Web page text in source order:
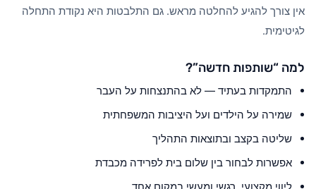
אין צורך להגיע להחלטה מראש. גם התלבטות היא נקודת התחלה
לגיטימית.
למה “שותפות חדשה”?
התמקדות בעתיד — לא בהתנצחות על העבר
שמירה על הילדים ועל היציבות המשפחתית
שליטה בקצב ובתוצאות התהליך
אפשרות לבחור בין שלום בית לפרידה מכבדת
ליווי מקצועי, רגשי ומעשי במקום אחד